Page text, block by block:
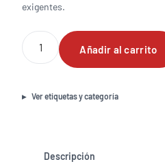
exigentes.
Carburador
para
generador
6000
Añadir al carrito
Ver etiquetas y categoría
Descripción